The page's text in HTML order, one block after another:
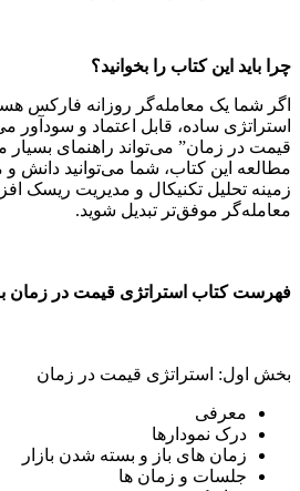
چرا باید این کتاب را بخوانید؟
اگر شما یک معامله‌گر روزانه فارکس
استراتژی ساده، قابل اعتماد و سودآور
قیمت در زمان” می‌تواند راهنمای بسیار
مطالعه این کتاب، شما می‌توانید دانش و
زمینه تحلیل تکنیکال و مدیریت ریسک
معامله‌گر موفق‌تر تبدیل شوید.
فهرست کتاب استراتژی قیمت در زمان
بخش اول: استراتژی قیمت در زمان
معرفی
درک نمودارها
زمان های باز و بسته شدن بازار
جلسات و زمان ها